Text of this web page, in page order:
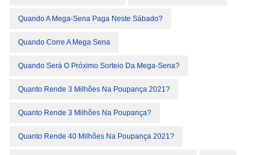
Quando A Mega-Sena Paga Neste Sábado?
Quando Corre A Mega Sena
Quando Será O Próximo Sorteio Da Mega-Sena?
Quanto Rende 3 Milhões Na Poupança 2021?
Quanto Rende 3 Milhões Na Poupança?
Quanto Rende 40 Milhões Na Poupança 2021?